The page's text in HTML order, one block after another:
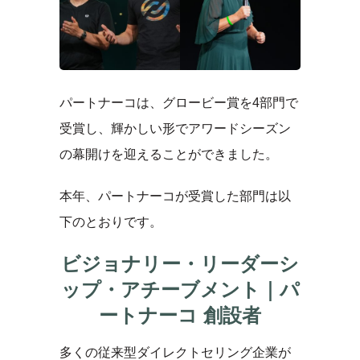
パートナーコは、グロービー賞を4部門で
受賞し、輝かしい形でアワードシーズン
の幕開けを迎えることができました。
本年、パートナーコが受賞した部門は以
下のとおりです。
ビジョナリー・リーダーシ
ップ・アチーブメント｜パ
ートナーコ 創設者
多くの従来型ダイレクトセリング企業が